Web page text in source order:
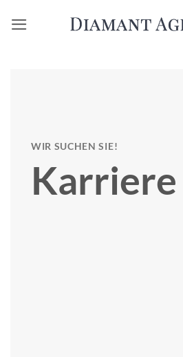
Inhalt
WIR SUCHEN SIE!
Karriere